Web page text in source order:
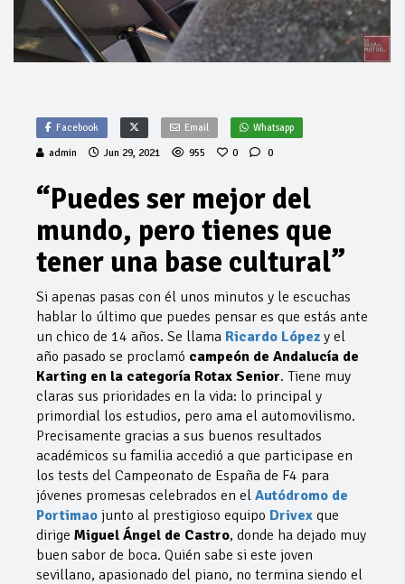
Facebook Email Whatsapp
admin Jun 29, 2021 955 0 0
“Puedes ser mejor del
mundo, pero tienes que
tener una base cultural”
Si apenas pasas con él unos minutos y le escuchas
hablar lo último que puedes pensar es que estás ante
un chico de 14 años. Se llama Ricardo López y el
año pasado se proclamó campeón de Andalucía de
Karting en la categoría Rotax Senior. Tiene muy
claras sus prioridades en la vida: lo principal y
primordial los estudios, pero ama el automovilismo.
Precisamente gracias a sus buenos resultados
académicos su familia accedió a que participase en
los tests del Campeonato de España de F4 para
jóvenes promesas celebrados en el Autódromo de
Portimao junto al prestigioso equipo Drivex que
dirige Miguel Ángel de Castro, donde ha dejado muy
buen sabor de boca. Quién sabe si este joven
sevillano, apasionado del piano, no termina siendo el